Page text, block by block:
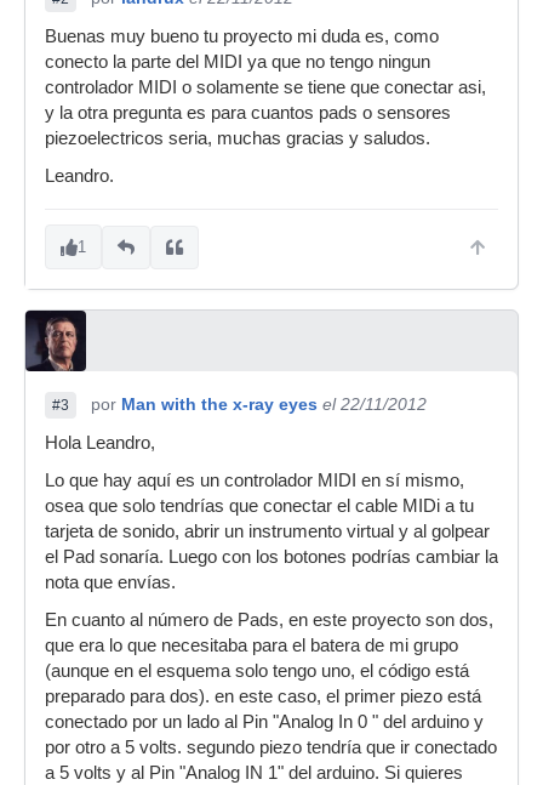
Buenas muy bueno tu proyecto mi duda es, como
conecto la parte del MIDI ya que no tengo ningun
controlador MIDI o solamente se tiene que conectar asi,
y la otra pregunta es para cuantos pads o sensores
piezoelectricos seria, muchas gracias y saludos.
Leandro.
1
#3 por Man with the x-ray eyes el 22/11/2012
Hola Leandro,
Lo que hay aquí es un controlador MIDI en sí mismo,
osea que solo tendrías que conectar el cable MIDi a tu
tarjeta de sonido, abrir un instrumento virtual y al golpear
el Pad sonaría. Luego con los botones podrías cambiar la
nota que envías.
En cuanto al número de Pads, en este proyecto son dos,
que era lo que necesitaba para el batera de mi grupo
(aunque en el esquema solo tengo uno, el código está
preparado para dos). en este caso, el primer piezo está
conectado por un lado al Pin "Analog In 0 " del arduino y
por otro a 5 volts. segundo piezo tendría que ir conectado
a 5 volts y al Pin "Analog IN 1" del arduino. Si quieres